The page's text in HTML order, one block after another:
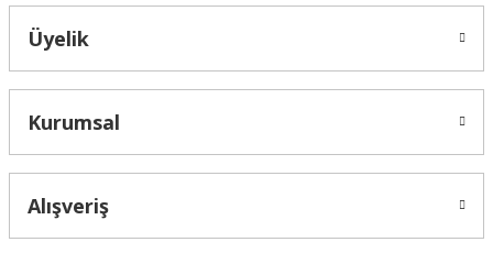
Üyelik
Kurumsal
Alışveriş